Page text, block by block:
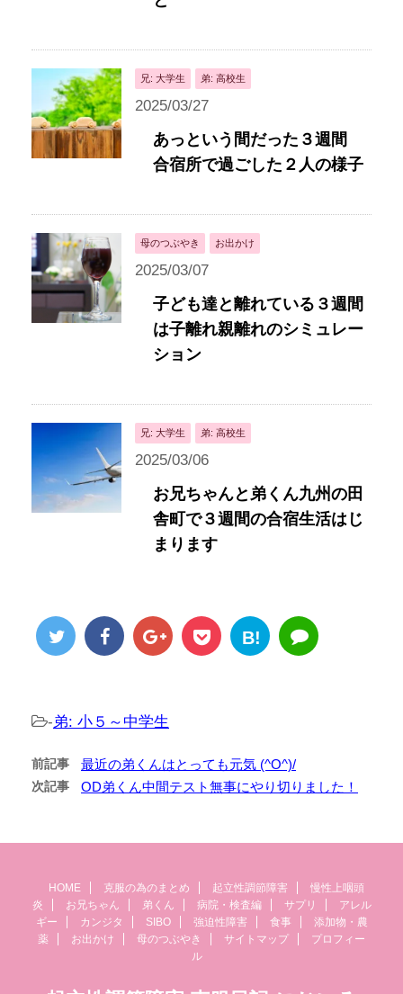
兄: 大学生 弟: 高校生
2025/03/27
あっという間だった３週間
合宿所で過ごした２人の様子
母のつぶやき お出かけ
2025/03/07
子ども達と離れている３週間
は子離れ親離れのシミュレー
ション
兄: 大学生 弟: 高校生
2025/03/06
お兄ちゃんと弟くん九州の田
舎町で３週間の合宿生活はじ
まります
B!
-弟: 小５～中学生
前記事 最近の弟くんはとっても元気 (^O^)/
次記事 OD弟くん中間テスト無事にやり切りました！
HOME 克服の為のまとめ 起立性調節障害
慢性上咽頭
炎
お兄ちゃん 弟くん 病院・検査編 サプリ
アレル
ギー
カンジタ SIBO 強迫性障害 食事
添加物・農
薬
お出かけ 母のつぶやき サイトマップ
プロフィー
ル